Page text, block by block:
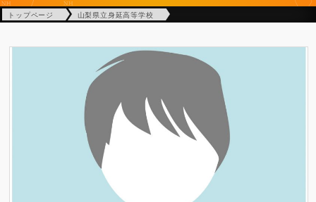
トップページ 山梨県立身延高等学校